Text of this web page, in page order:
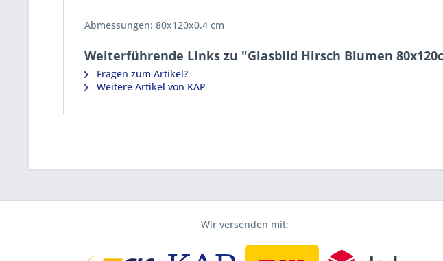
Abmessungen: 80x120x0.4 cm
Weiterführende Links zu "Glasbild Hirsch Blumen
Fragen zum Artikel?
Weitere Artikel von KAP
Wir versenden mit: